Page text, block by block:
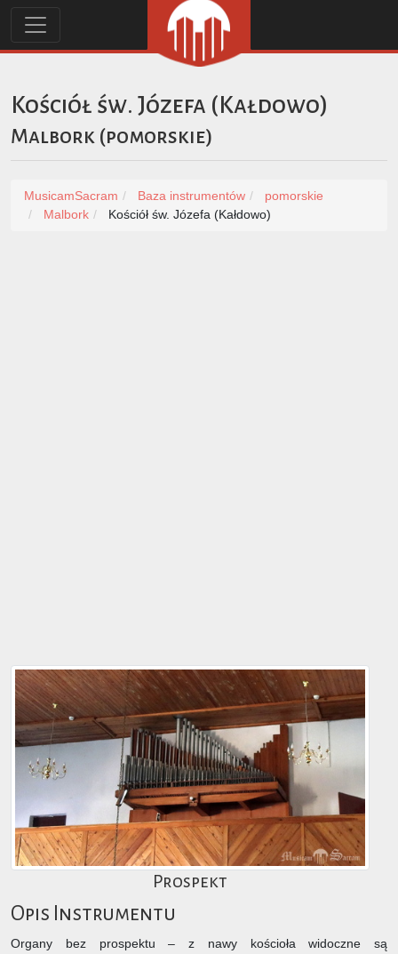
Kościół św. Józefa (Kałdowo)
Malbork (pomorskie)
MusicamSacram Baza instrumentów
pomorskie
Malbork
Kościół św. Józefa (Kałdowo)
Prospekt
Opis Instrumentu
Organy bez prospektu – z nawy kościoła widoczne są